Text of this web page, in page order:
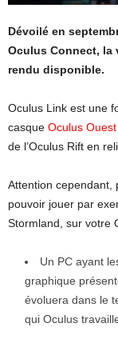
Dévoilé en
Oculus Connect, la
rendu disponible.
Oculus Link est une
casque Oculus Ouest
de l’Oculus Rift en
Attention cependant,
pouvoir jouer par
Stormland, sur votre
Un PC ayant
graphique
évoluera dans le
qui Oculus